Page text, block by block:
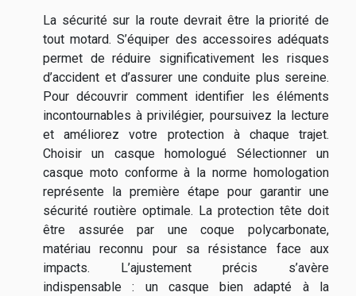
La sécurité sur la route devrait être la priorité de
tout motard. S’équiper des accessoires adéquats
permet de réduire significativement les risques
d’accident et d’assurer une conduite plus sereine.
Pour découvrir comment identifier les éléments
incontournables à privilégier, poursuivez la lecture
et améliorez votre protection à chaque trajet.
Choisir un casque homologué Sélectionner un
casque moto conforme à la norme homologation
représente la première étape pour garantir une
sécurité routière optimale. La protection tête doit
être assurée par une coque polycarbonate,
matériau reconnu pour sa résistance face aux
impacts. L’ajustement précis s’avère
indispensable : un casque bien adapté à la